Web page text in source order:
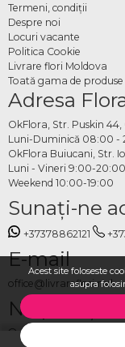
Acest site foloseste
asupra
Termeni, condiţii
Despre noi
Locuri vacante
Politica Cookie
Livrare flori Moldova
Toată gama de produse
Adresa
OkFlora, Str. Puskin 44,
Luni-Duminică 08:00 -
OkFlora Buiucani, Str.
Luni - Vineri 9:00-20:00
Weekend 10:00-19:00
Sunaţi-ne
+37378862121
E-mail
office@livrareflori.md
Ne puteți
whatsapp